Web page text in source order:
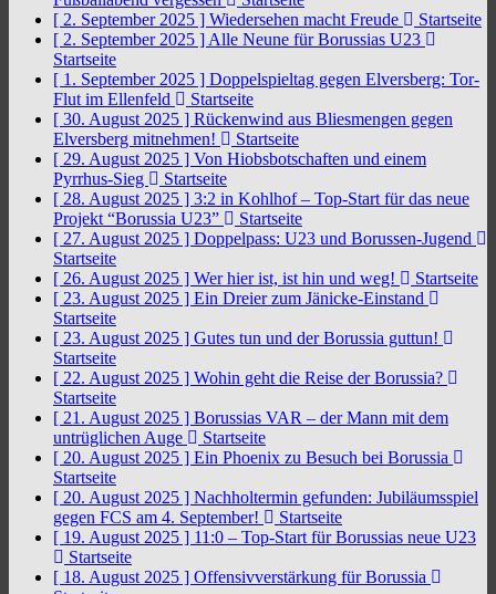
[ 2. September 2025 ] Wiedersehen macht Freude
Startseite
[ 2. September 2025 ] Alle Neune für Borussias U23
Startseite
[ 1. September 2025 ] Doppelspieltag gegen Elversberg: Tor-
Flut im Ellenfeld
Startseite
[ 30. August 2025 ] Rückenwind aus Bliesmengen gegen
Elversberg mitnehmen!
Startseite
[ 29. August 2025 ] Von Hiobsbotschaften und einem
Pyrrhus-Sieg
Startseite
[ 28. August 2025 ] 3:2 in Kohlhof – Top-Start für das neue
Projekt “Borussia U23”
Startseite
[ 27. August 2025 ] Doppelpass: U23 und Borussen-Jugend
Startseite
[ 26. August 2025 ] Wer hier ist, ist hin und weg!
Startseite
[ 23. August 2025 ] Ein Dreier zum Jänicke-Einstand
Startseite
[ 23. August 2025 ] Gutes tun und der Borussia guttun!
Startseite
[ 22. August 2025 ] Wohin geht die Reise der Borussia?
Startseite
[ 21. August 2025 ] Borussias VAR – der Mann mit dem
untrüglichen Auge
Startseite
[ 20. August 2025 ] Ein Phoenix zu Besuch bei Borussia
Startseite
[ 20. August 2025 ] Nachholtermin gefunden: Jubiläumsspiel
gegen FCS am 4. September!
Startseite
[ 19. August 2025 ] 11:0 – Top-Start für Borussias neue U23
Startseite
[ 18. August 2025 ] Offensivverstärkung für Borussia